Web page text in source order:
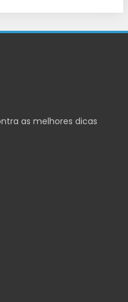
as melhores dicas